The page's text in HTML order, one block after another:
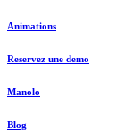
Animations
Reservez une demo
Manolo
Blog